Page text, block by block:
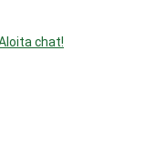
chat!